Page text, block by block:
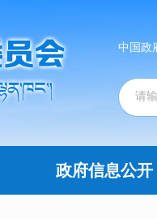
中国政
政府信息公开